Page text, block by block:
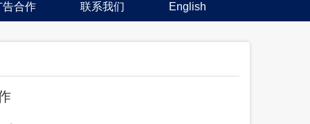
告合作 联系我们 English